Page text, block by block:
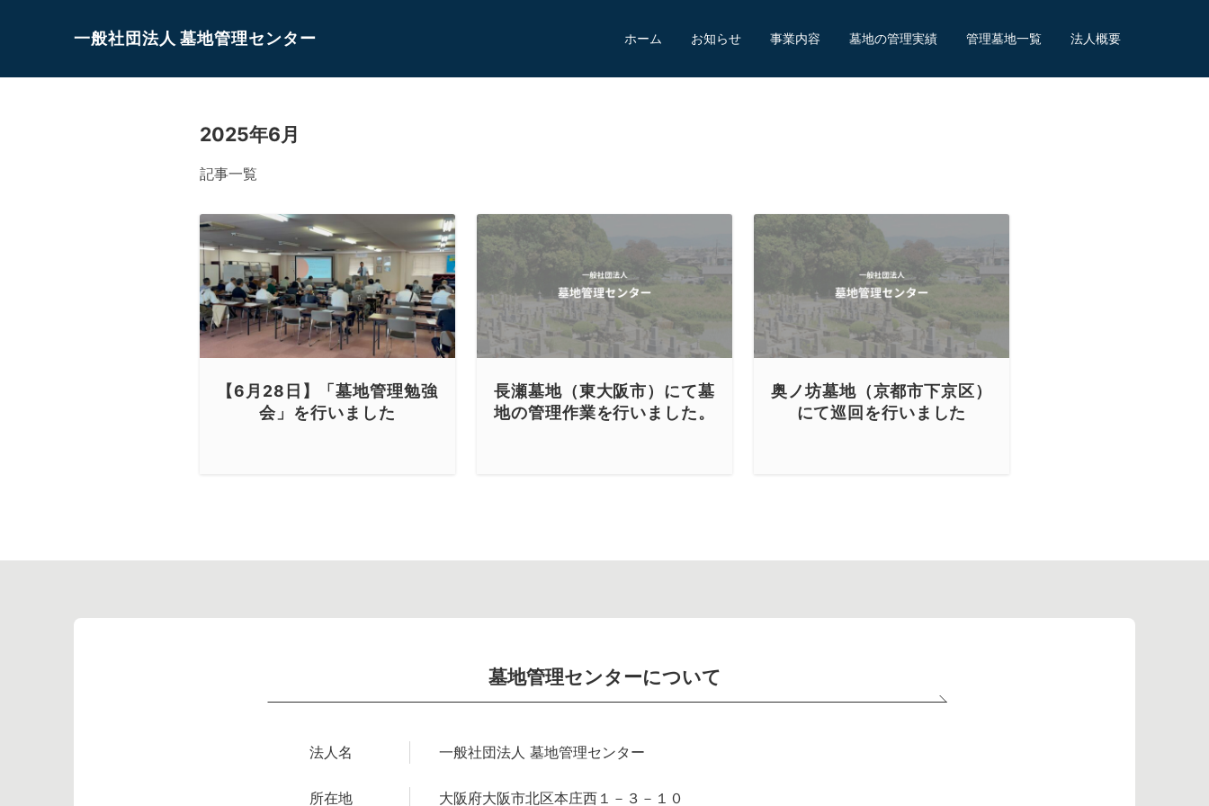
一般社団法人 墓地管理センター ホーム お知らせ 事業内容 墓地の管理実績 管理墓地一覧 法人概要
2025年6月
記事一覧
【6月28日】「墓地管理勉強
会」を行いました
長瀬墓地（東大阪市）にて墓
地の管理作業を行いました。
奥ノ坊墓地（京都市下京区）
にて巡回を行いました
墓地管理センターについて
法人名 一般社団法人 墓地管理センター
所在地 大阪府大阪市北区本庄西１－３－１０